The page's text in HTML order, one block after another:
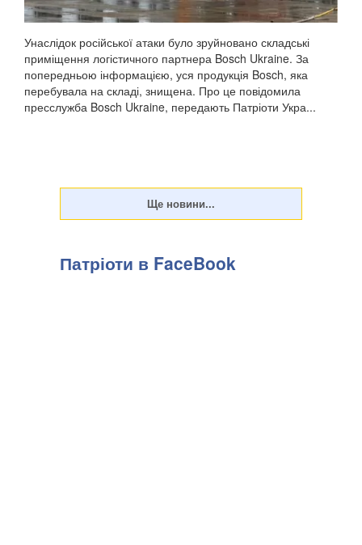
Унаслідок російської атаки було зруйновано складські
приміщення логістичного партнера Bosch Ukraine. За
попередньою інформацією, уся продукція Bosch, яка
перебувала на складі, знищена. Про це повідомила
пресслужба Bosch Ukraine, передають Патріоти Укра...
Патріоти в FaceBook